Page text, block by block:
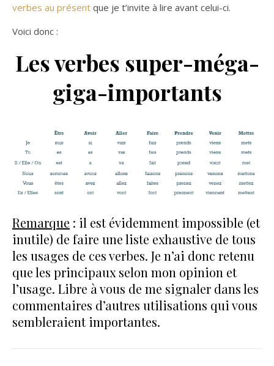
verbes au présent que je t’invite à lire avant celui-ci.
Voici donc :
Les verbes super-méga-
giga-importants
Remarque : il est évidemment impossible (et
inutile) de faire une liste exhaustive de tous
les usages de ces verbes. Je n’ai donc retenu
que les principaux selon mon opinion et
l’usage. Libre à vous de me signaler dans les
commentaires d’autres utilisations qui vous
sembleraient importantes.